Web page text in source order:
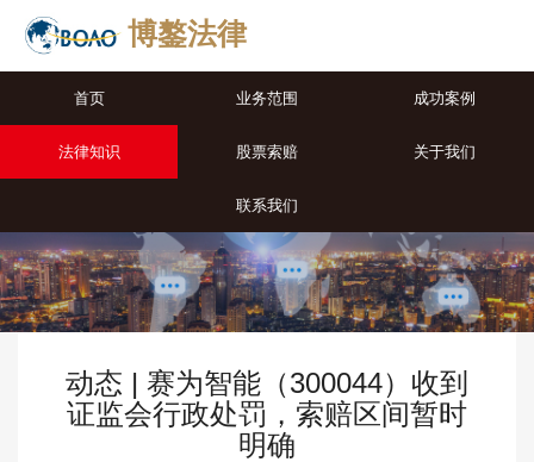
博鏊法律
首页 业务范围 成功案例
法律知识 股票索赔 关于我们
联系我们
动态 | 赛为智能（300044）收到
证监会行政处罚，索赔区间暂时
明确